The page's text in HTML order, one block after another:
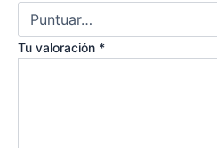
Tu valoración *